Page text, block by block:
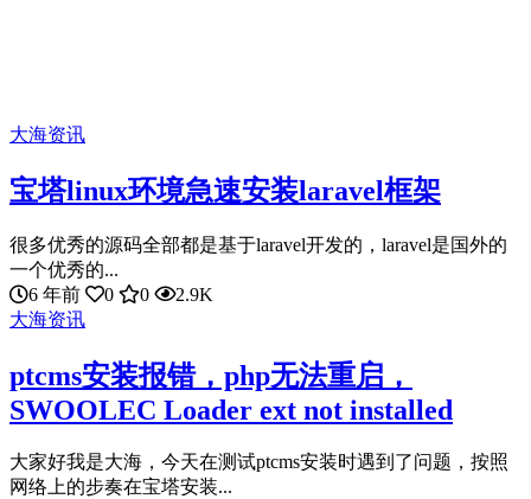
大海资讯
宝塔linux环境急速安装laravel框架
很多优秀的源码全部都是基于laravel开发的，laravel是国外的
一个优秀的...
6 年前
0 0
2.9K
大海资讯
ptcms安装报错，php无法重启，
SWOOLEC Loader ext not installed
大家好我是大海，今天在测试ptcms安装时遇到了问题，按照
网络上的步奏在宝塔安装...